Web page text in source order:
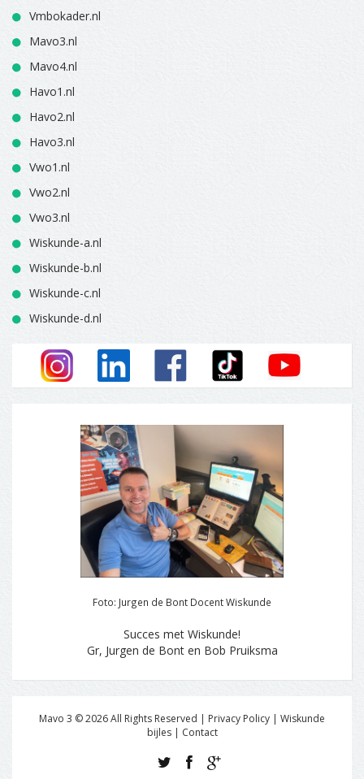
Vmbokader.nl
Mavo3.nl
Mavo4.nl
Havo1.nl
Havo2.nl
Havo3.nl
Vwo1.nl
Vwo2.nl
Vwo3.nl
Wiskunde-a.nl
Wiskunde-b.nl
Wiskunde-c.nl
Wiskunde-d.nl
Foto: Jurgen de Bont Docent Wiskunde
Succes met Wiskunde!
Gr, Jurgen de Bont en Bob Pruiksma
Mavo 3 ©2026All Rights Reserved | Privacy Policy | Wiskunde
bijles| Contact